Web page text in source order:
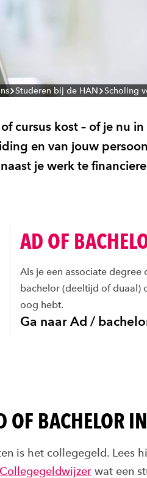
Studeren bij de HAN Scholing
cursus kost – of je nu
en van jouw
je werk te
AD OF
Als je een associate degree
bachelor (deeltijd of duaal)
oog hebt.
Ga naar Ad /
OF BACHELOR
is het collegegeld. Lees
wat een